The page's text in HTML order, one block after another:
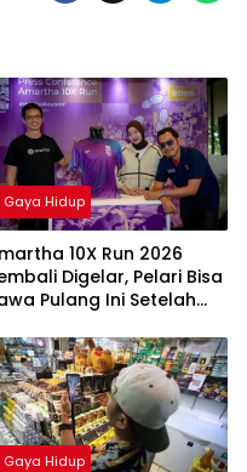
Gaya Hidup
10X Run 2026
Digelar, Pelari Bisa
Pulang Ini Setelah
Gaya Hidup